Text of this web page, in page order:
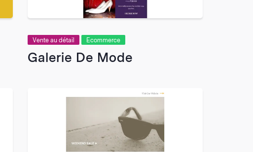
Vente au détail Ecommerce
Galerie De Mode